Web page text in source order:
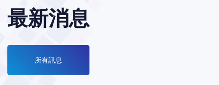
最新消息
所有訊息